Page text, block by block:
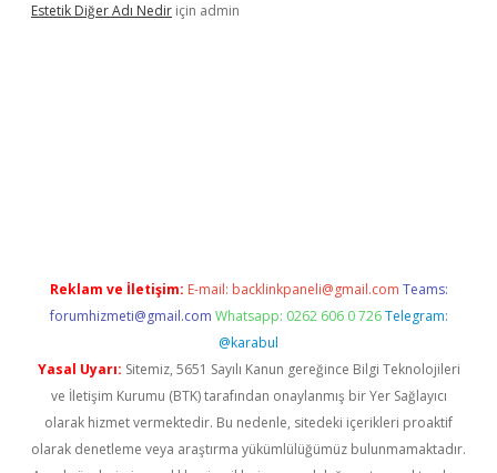
Estetik Diğer Adı Nedir için admin
Reklam ve İletişim: E-mail: backlinkpaneli@gmail.com Teams:
forumhizmeti@gmail.com Whatsapp: 0262 606 0 726 Telegram:
@karabul
Yasal Uyarı: Sitemiz, 5651 Sayılı Kanun gereğince Bilgi Teknolojileri
ve İletişim Kurumu (BTK) tarafından onaylanmış bir Yer Sağlayıcı
olarak hizmet vermektedir. Bu nedenle, sitedeki içerikleri proaktif
olarak denetleme veya araştırma yükümlülüğümüz bulunmamaktadır.